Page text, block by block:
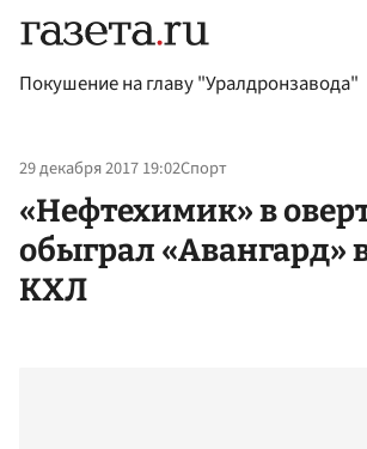
Покушение на главу "Уралдронзавода"
29 декабря 2017 19:02Спорт
«Нефтехимик» в
обыграл «Авангард»
КХЛ